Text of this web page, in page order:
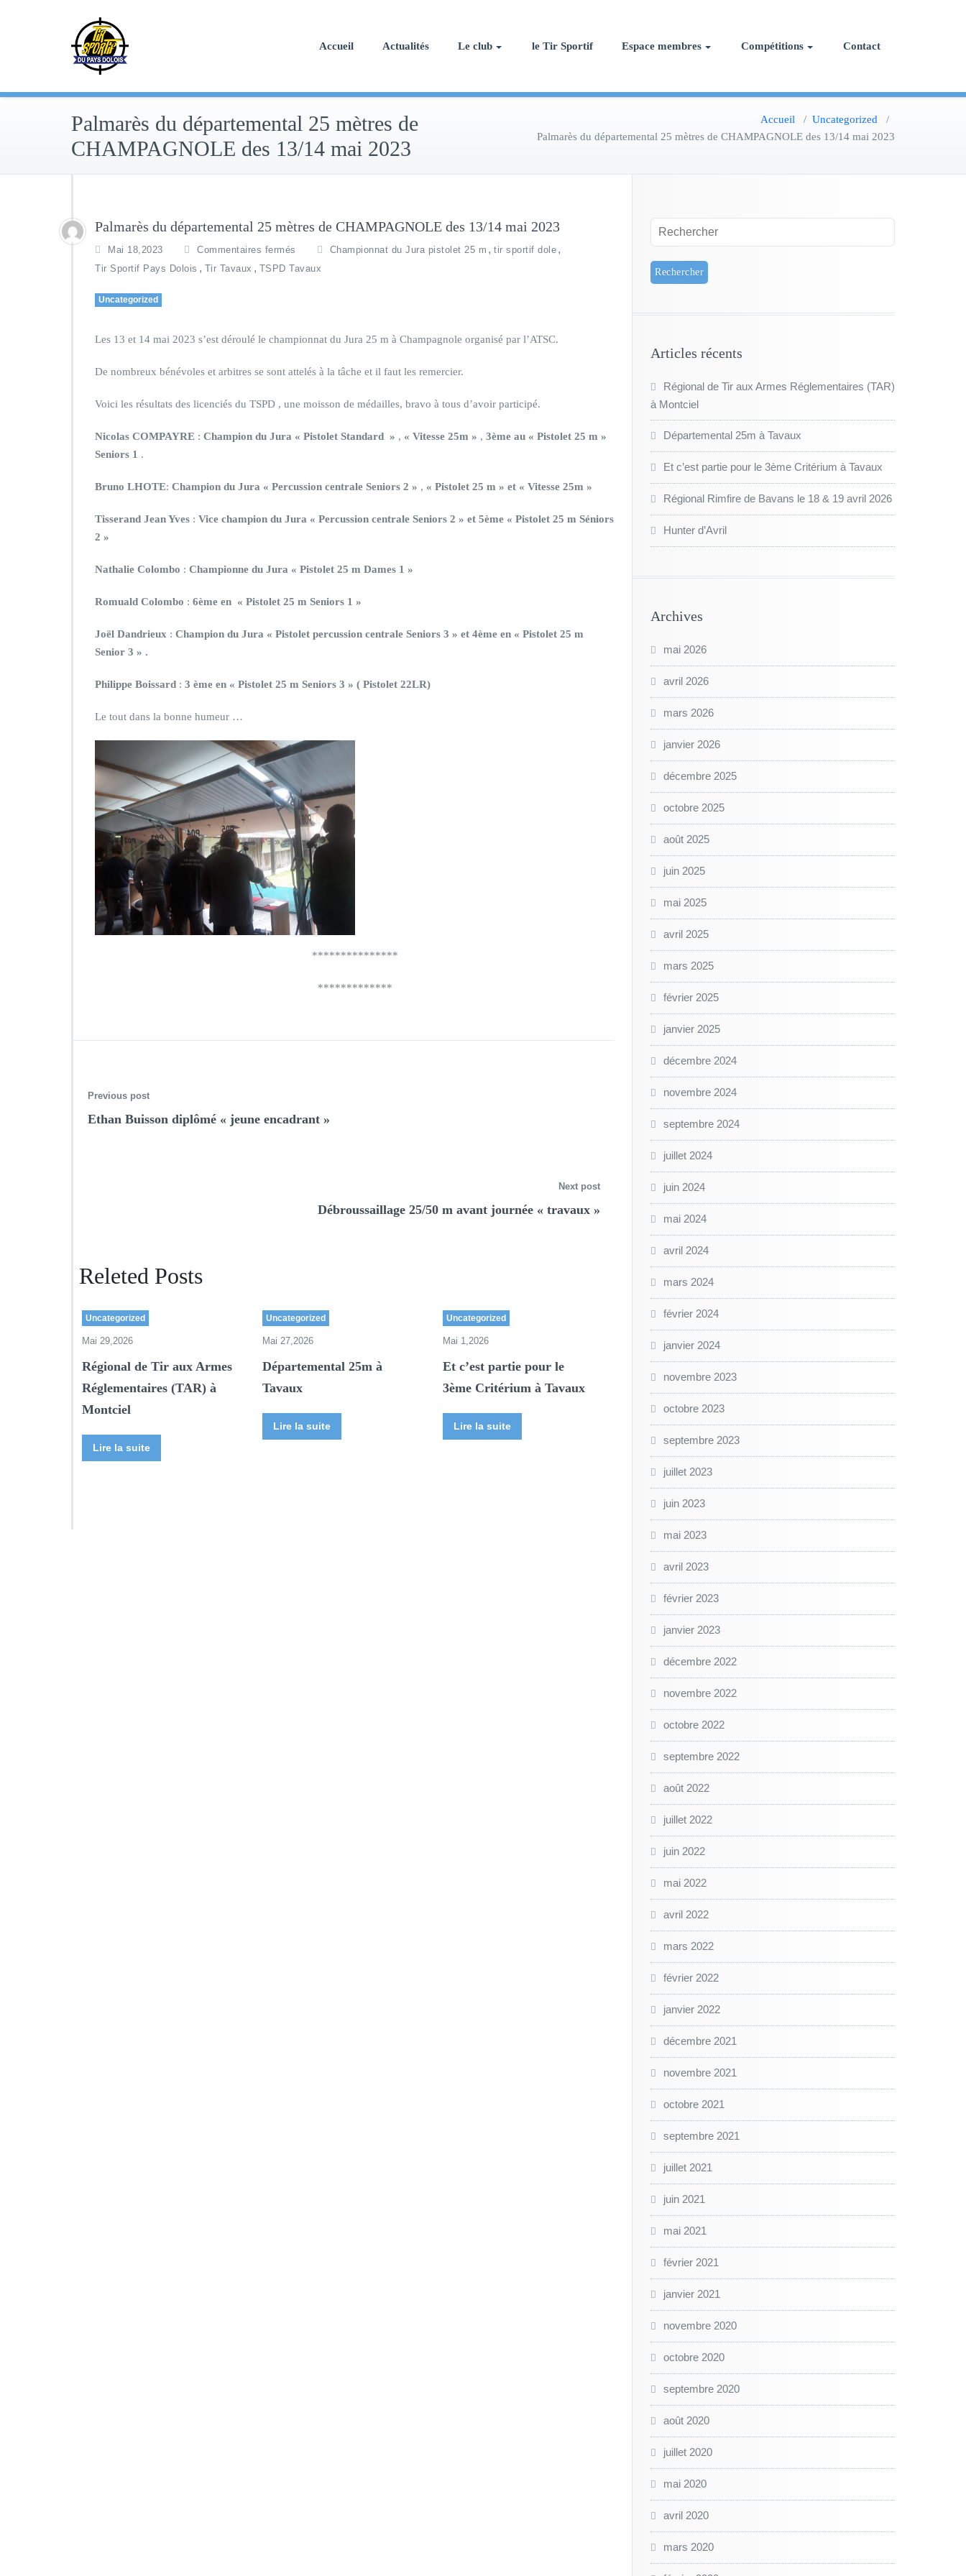
Accueil Actualités Le club le Tir Sportif Espace membres Compétitions Contact
Palmarès du départemental 25 mètres de
CHAMPAGNOLE des 13/14 mai 2023
Accueil / Uncategorized /
Palmarès du départemental 25 mètres de CHAMPAGNOLE des 13/14 mai 2023
Palmarès du départemental 25 mètres de CHAMPAGNOLE des 13/14 mai 2023
Mai 18,2023 Commentaires fermés Championnat du Jura pistolet 25 m , tir sportif dole ,
Tir Sportif Pays Dolois , Tir Tavaux , TSPD Tavaux
Uncategorized
Les 13 et 14 mai 2023 s’est déroulé le championnat du Jura 25 m à Champagnole organisé par l’ATSC.
De nombreux bénévoles et arbitres se sont attelés à la tâche et il faut les remercier.
Voici les résultats des licenciés du TSPD , une moisson de médailles, bravo à tous d’avoir participé.
Nicolas COMPAYRE : Champion du Jura « Pistolet Standard » , « Vitesse 25m » , 3ème au « Pistolet 25 m »
Seniors 1 .
Bruno LHOTE: Champion du Jura « Percussion centrale Seniors 2 » , « Pistolet 25 m » et « Vitesse 25m »
Tisserand Jean Yves : Vice champion du Jura « Percussion centrale Seniors 2 » et 5ème « Pistolet 25 m Séniors
2 »
Nathalie Colombo : Championne du Jura « Pistolet 25 m Dames 1 »
Romuald Colombo : 6ème en « Pistolet 25 m Seniors 1 »
Joël Dandrieux : Champion du Jura « Pistolet percussion centrale Seniors 3 » et 4ème en « Pistolet 25 m
Senior 3 » .
Philippe Boissard : 3 ème en « Pistolet 25 m Seniors 3 » ( Pistolet 22LR)
Le tout dans la bonne humeur …
***************
*************
Previous post
Ethan Buisson diplômé « jeune encadrant »
Next post
Débroussaillage 25/50 m avant journée « travaux »
Releted Posts
Uncategorized
Mai 29,2026
Régional de Tir aux Armes
Réglementaires (TAR) à
Montciel
Lire la suite
Uncategorized
Mai 27,2026
Départemental 25m à
Tavaux
Lire la suite
Uncategorized
Mai 1,2026
Et c’est partie pour le
3ème Critérium à Tavaux
Lire la suite
Articles récents
Régional de Tir aux Armes Réglementaires (TAR)
à Montciel
Départemental 25m à Tavaux
Et c’est partie pour le 3ème Critérium à Tavaux
Régional Rimfire de Bavans le 18 & 19 avril 2026
Hunter d’Avril
Archives
mai 2026
avril 2026
mars 2026
janvier 2026
décembre 2025
octobre 2025
août 2025
juin 2025
mai 2025
avril 2025
mars 2025
février 2025
janvier 2025
décembre 2024
novembre 2024
septembre 2024
juillet 2024
juin 2024
mai 2024
avril 2024
mars 2024
février 2024
janvier 2024
novembre 2023
octobre 2023
septembre 2023
juillet 2023
juin 2023
mai 2023
avril 2023
février 2023
janvier 2023
décembre 2022
novembre 2022
octobre 2022
septembre 2022
août 2022
juillet 2022
juin 2022
mai 2022
avril 2022
mars 2022
février 2022
janvier 2022
décembre 2021
novembre 2021
octobre 2021
septembre 2021
juillet 2021
juin 2021
mai 2021
février 2021
janvier 2021
novembre 2020
octobre 2020
septembre 2020
août 2020
juillet 2020
mai 2020
avril 2020
mars 2020